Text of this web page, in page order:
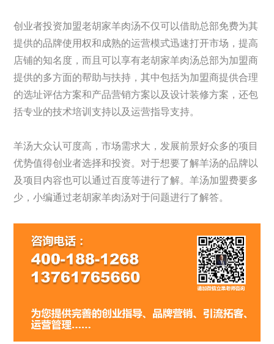
创业者投资加盟老胡家羊肉汤不仅可以借助总部免费为其
提供的品牌使用权和成熟的运营模式迅速打开市场，提高
店铺的知名度，而且可以享有老胡家羊肉汤总部为加盟商
提供的多方面的帮助与扶持，其中包括为加盟商提供合理
的选址评估方案和产品营销方案以及设计装修方案，还包
括专业的技术培训支持以及运营指导支持。
羊汤大众认可度高，市场需求大，发展前景好众多的项目
优势值得创业者选择和投资。对于想要了解羊汤的品牌以
及项目内容也可以通过百度等进行了解。羊汤加盟费要多
少，小编通过老胡家羊肉汤对于问题进行了解答。